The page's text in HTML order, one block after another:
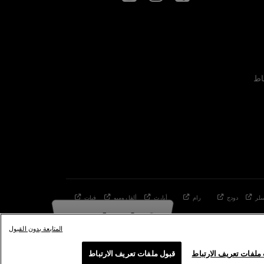
دودج رام أبارث ألفاروميو فيات
ملفات تعريف الارتباط قبول ملفات تعريف الارتباط
المتابعة بدون القبول